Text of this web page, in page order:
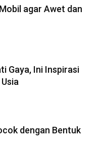
agar Awet dan
Gaya, Ini Inspirasi
dengan Bentuk